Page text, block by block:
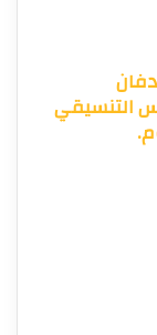
التنسيقي